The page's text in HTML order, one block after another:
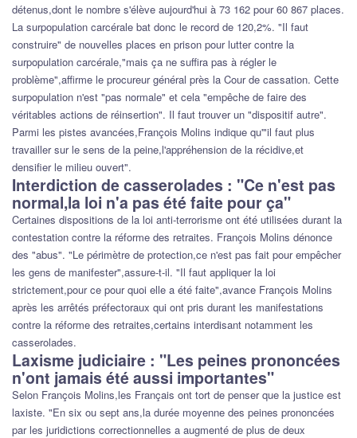
détenus,dont le nombre s'élève aujourd'hui à 73 162 pour 60 867 places.
La surpopulation carcérale bat donc le record de 120,2%. "Il faut
construire" de nouvelles places en prison pour lutter contre la
surpopulation carcérale,"mais ça ne suffira pas à régler le
problème",affirme le procureur général près la Cour de cassation. Cette
surpopulation n'est "pas normale" et cela "empêche de faire des
véritables actions de réinsertion". Il faut trouver un "dispositif autre".
Parmi les pistes avancées,François Molins indique qu'"il faut plus
travailler sur le sens de la peine,l'appréhension de la récidive,et
densifier le milieu ouvert".
Interdiction de casserolades : "Ce n'est pas
normal,la loi n'a pas été faite pour ça"
Certaines dispositions de la loi anti-terrorisme ont été utilisées durant la
contestation contre la réforme des retraites. François Molins dénonce
des "abus". "Le périmètre de protection,ce n'est pas fait pour empêcher
les gens de manifester",assure-t-il. "Il faut appliquer la loi
strictement,pour ce pour quoi elle a été faite",avance François Molins
après les arrêtés préfectoraux qui ont pris durant les manifestations
contre la réforme des retraites,certains interdisant notamment les
casserolades.
Laxisme judiciaire : "Les peines prononcées
n'ont jamais été aussi importantes"
Selon François Molins,les Français ont tort de penser que la justice est
laxiste. "En six ou sept ans,la durée moyenne des peines prononcées
par les juridictions correctionnelles a augmenté de plus de deux